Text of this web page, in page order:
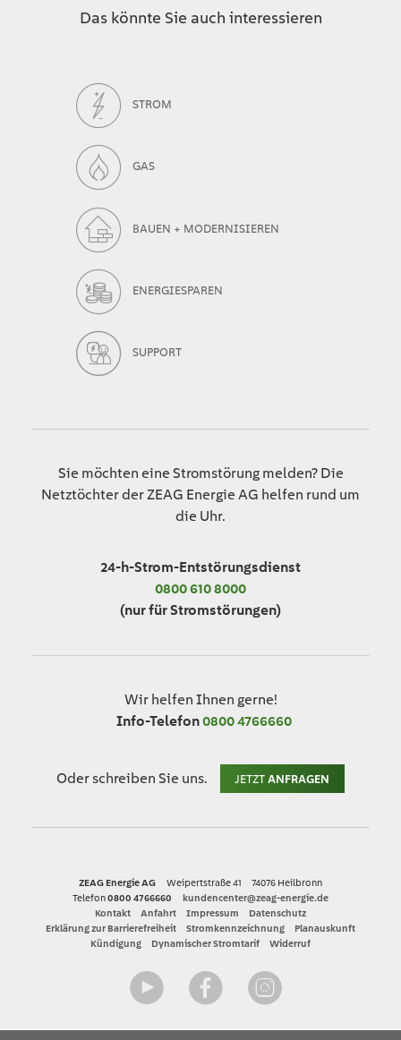
Das könnte Sie auch interessieren
STROM
GAS
BAUEN + MODERNISIEREN
ENERGIESPAREN
SUPPORT
Sie möchten eine Stromstörung melden? Die
Netztöchter der ZEAG Energie AG helfen rund um
die Uhr.
24-h-Strom-Entstörungsdienst
0800 610 8000
(nur für Stromstörungen)
Wir helfen Ihnen gerne!
Info-Telefon0800 4766660
Oder schreiben Sie uns. JETZTANFRAGEN
ZEAG Energie AG Weipertstraße 41
74076 Heilbronn
Telefon0800 4766660
kundencenter@zeag-energie.de
Kontakt
Anfahrt Impressum
Datenschutz
Erklärung zur Barrierefreiheit
Stromkennzeichnung
Planauskunft
Kündigung
Dynamischer Stromtarif Widerruf